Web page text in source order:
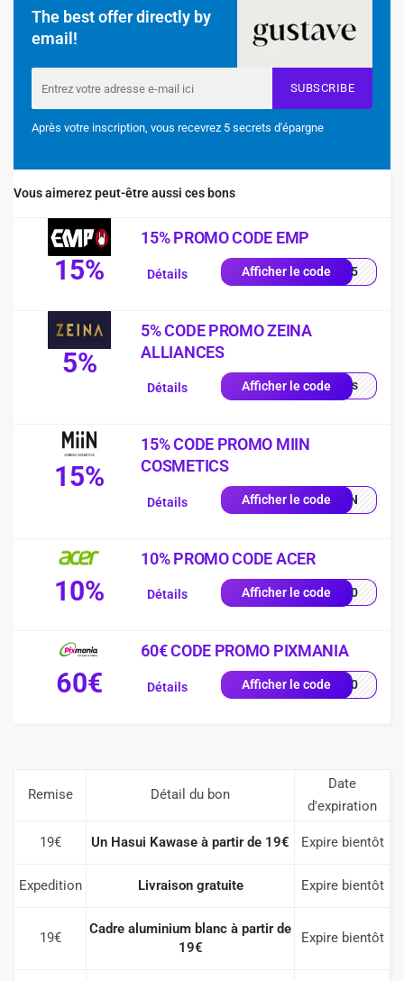
The best offer directly by
email!
SUBSCRIBE
Après votre inscription, vous recevrez 5 secrets d'épargne
Vous aimerez peut-être aussi ces bons
15%
15% PROMO CODE EMP
Afficher le codees15
Détails
5%
5% CODE PROMO ZEINA
ALLIANCES
Afficher le codequis
Détails
15%
15% CODE PROMO MIIN
COSMETICS
Afficher le codeMIIN
Détails
10%
10% PROMO CODE ACER
Afficher le codeVE10
Détails
60€
60€ CODE PROMO PIXMANIA
Afficher le codeAL60
Détails
Remise Détail du bon
Date
d'expiration
19€ Un Hasui Kawase à partir de 19€ Expire bientôt
Expedition Livraison gratuite Expire bientôt
19€
Cadre aluminium blanc à partir de
19€
Expire bientôt